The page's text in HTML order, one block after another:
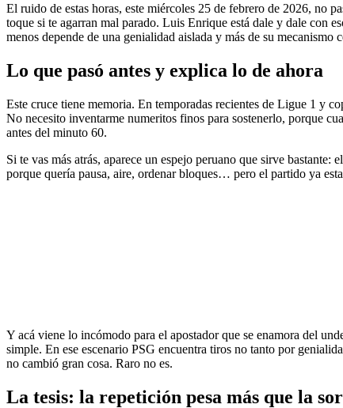
El ruido de estas horas, este miércoles 25 de febrero de 2026, no
toque si te agarran mal parado. Luis Enrique está dale y dale con
menos depende de una genialidad aislada y más de su
Lo que pasó antes y explica lo de ahora
Este cruce tiene memoria. En temporadas recientes de Ligue 1 y
No necesito inventarme numeritos finos para sostenerlo, porque
antes del minuto 60.
Si te vas más atrás, aparece un espejo peruano que sirve
porque quería pausa, aire, ordenar bloques… pero el partido ya
Y acá viene lo incómodo para el apostador que se enamora del
simple. En ese escenario PSG encuentra tiros no tanto por
no cambió gran cosa. Raro no es.
La tesis: la repetición pesa más que la